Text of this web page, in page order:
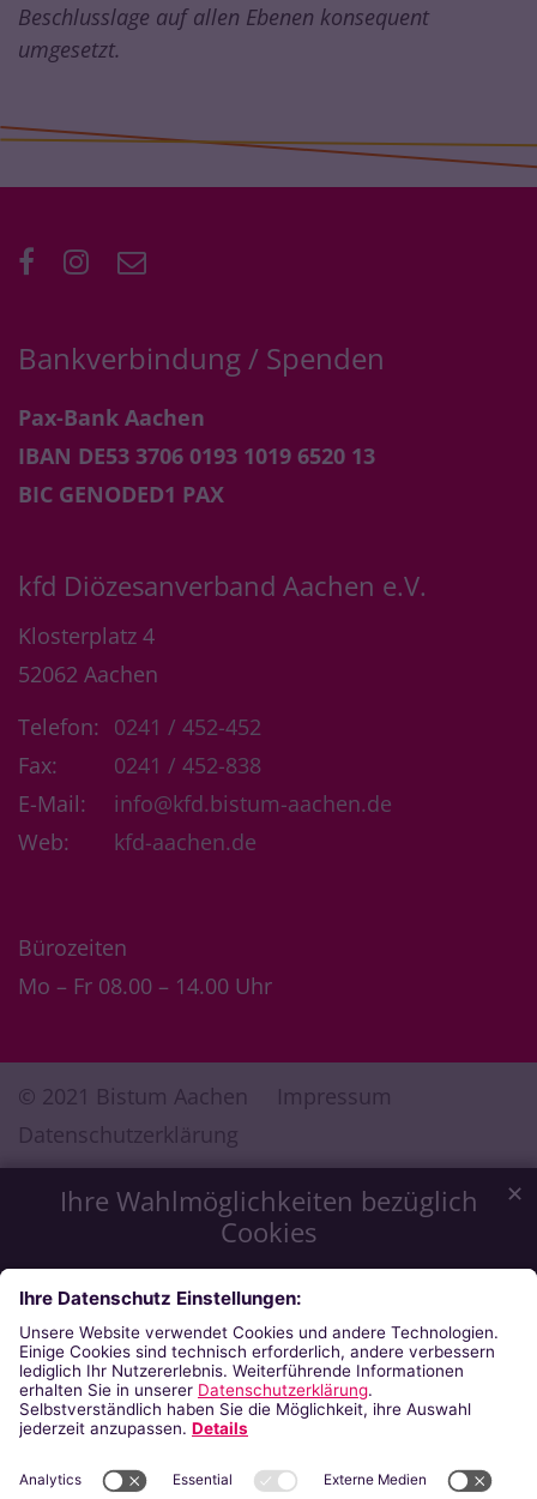
Ihre Wahlmöglichkeiten bezüglich
Cookies
Wir möchten Ihnen ein optimales Webseiten-Erlebnis zu
bieten. Dazu verwenden wir Cookies, die für das
Funktionieren unserer Website notwendig sind. Mit Ihrer
Zustimmung verwenden wir auch Cookies, die zur Anzeige
externer Inhalte oder zu anonymen Statistikzwecken genutzt
werden. Sie können selbst entscheiden, welche Kategorien
Sie zulassen möchten. Bitte beachten Sie, dass auf Basis Ihrer
Einstellungen womöglich nicht mehr alle Funktionalitäten der
in unsererDatenschutzerklärung .
✕
Beschlusslage auf allen Ebenen konsequent
umgesetzt.
Bankverbindung / Spenden
Pax-Bank Aachen
IBAN DE53 3706 0193 1019 6520 13
BIC GENODED1 PAX
kfd Diözesanverband Aachen e.V.
Klosterplatz 4
52062 Aachen
Telefon: 0241 / 452-452
Fax:
0241 / 452-838
E-Mail:
info@kfd.bistum-aachen.de
Web:
kfd-aachen.de
Bürozeiten
Mo – Fr 08.00 – 14.00 Uhr
© 2021 Bistum Aachen
Impressum
Datenschutzerklärung